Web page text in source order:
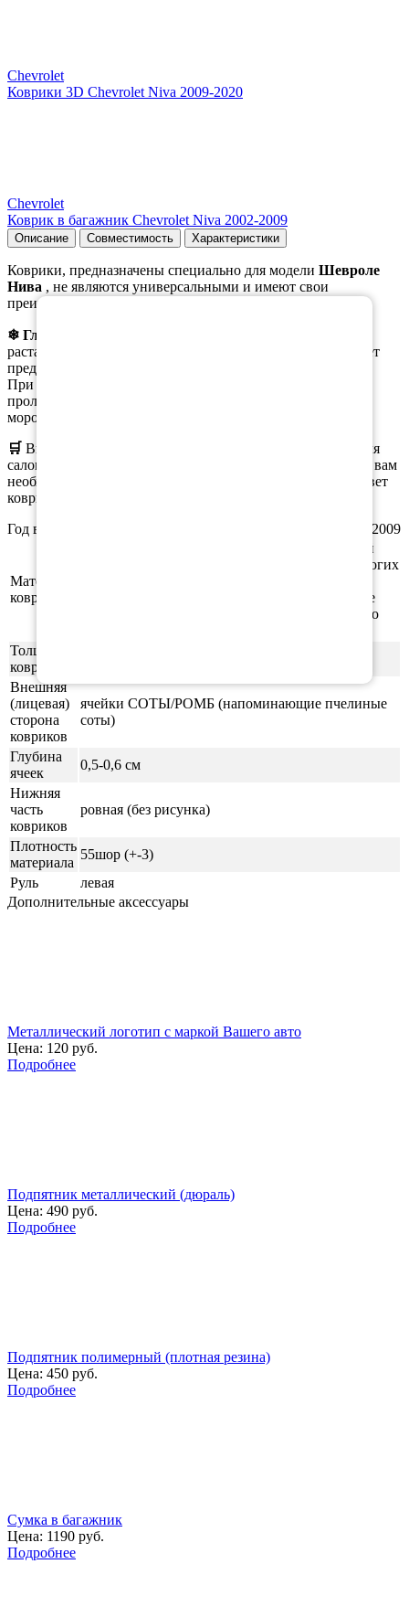
Chevrolet
Коврики 3D Chevrolet Niva 2009-2020
Chevrolet
Коврик в багажник Chevrolet Niva 2002-2009
Описание Совместимость Характеристики
Коврики, предназначены специально для модели Шевроле
Нива , не являются универсальными и имеют свои
преимущества в зимнее время.
❄ Главным
растаявший снег с ботинок в ячейки коврика, что помогает
предотвратить образование луж на коврике.
При этом, при вынимании коврика из салона, вода не
проливается, а коврики остаются эластичными даже при
морозе.
🛒 Вы можете
как полный комплект ковриков для
салона, так и отдельные коврики. При оформлении заказа вам
необходимо выбрать нужную комплектацию, материал, цвет
коврика и окантовки.
Год выпуска а/м: 2002, 2003, 2004, 2005, 2006, 2007, 2008, 2009
Материал
ковриков
Этиленвинилацетат (ЭВА/ЕВА) - полимерный
материал, который зарекомендовал себя во многих
производят спортивные маты, гимнастические
коврики, подошву для обуви, шлёпки и прочую
Толщина
ковриков
Внешняя
(лицевая)
сторона
ковриков
ячейки СОТЫ/РОМБ (напоминающие пчелиные
соты)
Глубина
ячеек
0,5-0,6 см
Нижняя
часть
ковриков
ровная (без рисунка)
Плотность
материала
55шор (+-3)
Руль
левая
Дополнительные аксессуары
Металлический логотип с маркой Вашего авто
Цена: 120 руб.
Подробнее
Подпятник металлический (дюраль)
Цена: 490 руб.
Подробнее
Подпятник полимерный (плотная резина)
Цена: 450 руб.
Подробнее
Сумка в багажник
Цена: 1190 руб.
Подробнее